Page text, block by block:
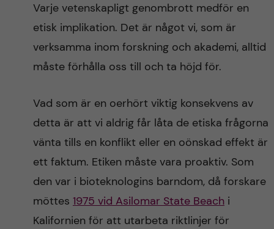
r
c
h
i
e
l
d
n
Varje vetenskapligt genombrott medför en
etisk implikation. Det är något vi, som är
verksamma inom forskning och akademi, alltid
måste förhålla oss till och ta höjd för.
Vad som är en oerhört viktig konsekvens av
detta är att vi aldrig får låta de etiska frågorna
vänta tills en konflikt eller en oönskad effekt är
ett faktum. Etiken måste vara proaktiv. Som
den var i bioteknologins barndom, då forskare
möttes 1975 vid Asilomar State Beachi
Kalifornien för att utarbeta riktlinjer för